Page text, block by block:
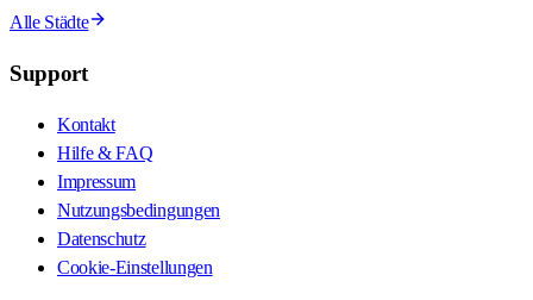
Alle Städte
Support
Kontakt
Hilfe & FAQ
Impressum
Nutzungsbedingungen
Datenschutz
Cookie-Einstellungen